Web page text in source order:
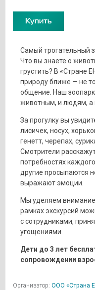
Купить
Самый трогательный
Что вы знаете о
грустить? В «Стране
природу ближе — не
общение. Наш
животным, и людям, а
За прогулку вы
лисичек, носух,
генетт, черепах,
Смотрители
потребностях
другие просыпаются
выражают эмоции.
Мы уделяем
рамках экскурсий
с сотрудниками,
угощениями.
Дети до 3 лет
сопровождении
Организатор: ООО «Страна